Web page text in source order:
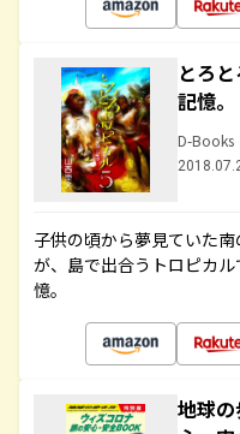
とろ
記憶
D-Books
子供の頃から夢見ていた
が、島で出合うトロピカ
憶。
地球